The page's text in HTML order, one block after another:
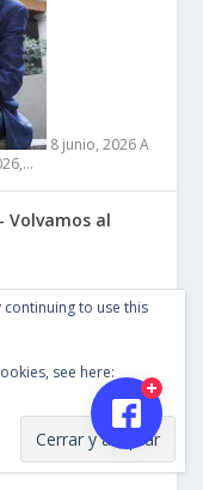
8 junio, 2026 A
Volvamos al
continuing to use this
see here: